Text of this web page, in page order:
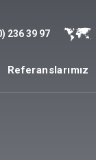
236 39 97
Referanslarımız